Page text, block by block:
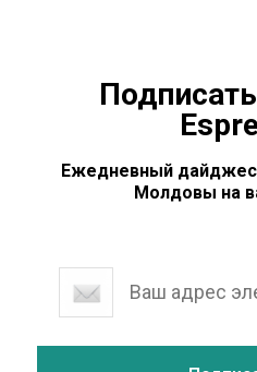
Ежедневный
Молдовы на